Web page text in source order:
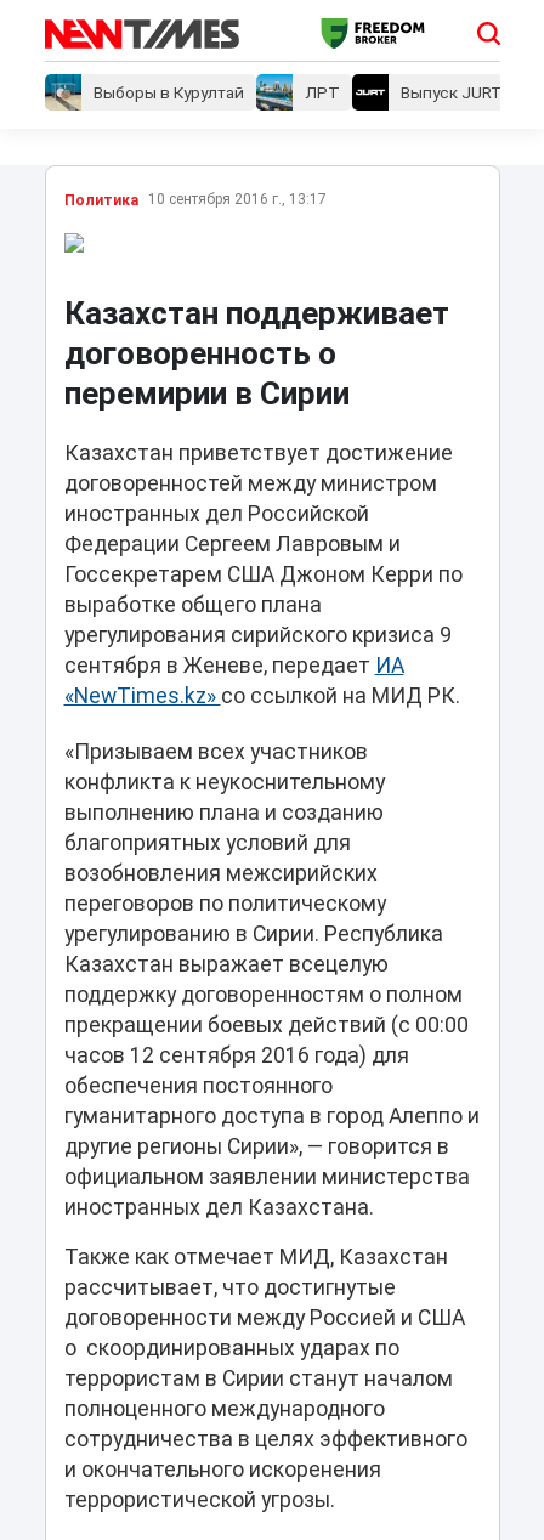
Выборы в Курултай ЛРТ Выпуск JURT
Политика 10 сентября 2016 г., 13:17
Казахстан поддерживает
договоренность о
перемирии в Сирии
Казахстан приветствует достижение
договоренностей между министром
иностранных дел Российской
Федерации Сергеем Лавровым и
Госсекретарем США Джоном Керри по
выработке общего плана
урегулирования сирийского кризиса 9
сентября в Женеве, передает ИА
«NewTimes.kz» со ссылкой на МИД РК.
«Призываем всех участников
конфликта к неукоснительному
выполнению плана и созданию
благоприятных условий для
возобновления межсирийских
переговоров по политическому
урегулированию в Сирии. Республика
Казахстан выражает всецелую
поддержку договоренностям о полном
прекращении боевых действий (с 00:00
часов 12 сентября 2016 года) для
обеспечения постоянного
гуманитарного доступа в город Алеппо и
другие регионы Сирии», — говорится в
официальном заявлении министерства
иностранных дел Казахстана.
Также как отмечает МИД, Казахстан
рассчитывает, что достигнутые
договоренности между Россией и США
о скоординированных ударах по
террористам в Сирии станут началом
полноценного международного
сотрудничества в целях эффективного
и окончательного искоренения
террористической угрозы.